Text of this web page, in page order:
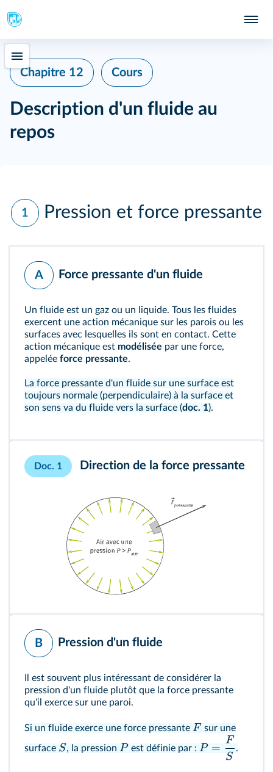
Chapitre 12 Cours
Description d'un fluide au
repos
1 Pression et force pressante
A Force pressante d'un fluide
Un fluide est un gaz ou un liquide. Tous les fluides
exercent une action mécanique sur les parois ou les
surfaces avec lesquelles ils sont en contact. Cette
action mécanique est modélisée par une force,
appelée force pressante.
La force pressante d'un fluide sur une surface est
toujours normale (perpendiculaire) à la surface et
son sens va du fluide vers la surface (doc. 1).
Doc. 1 Direction de la force pressante
B Pression d'un fluide
Il est souvent plus intéressant de considérer la
pression d'un fluide plutôt que la force pressante
qu'il exerce sur une paroi.
Si un fluide exerce une force pressante F sur une
surface S, la pressionPest définie par : P =
S
F
.